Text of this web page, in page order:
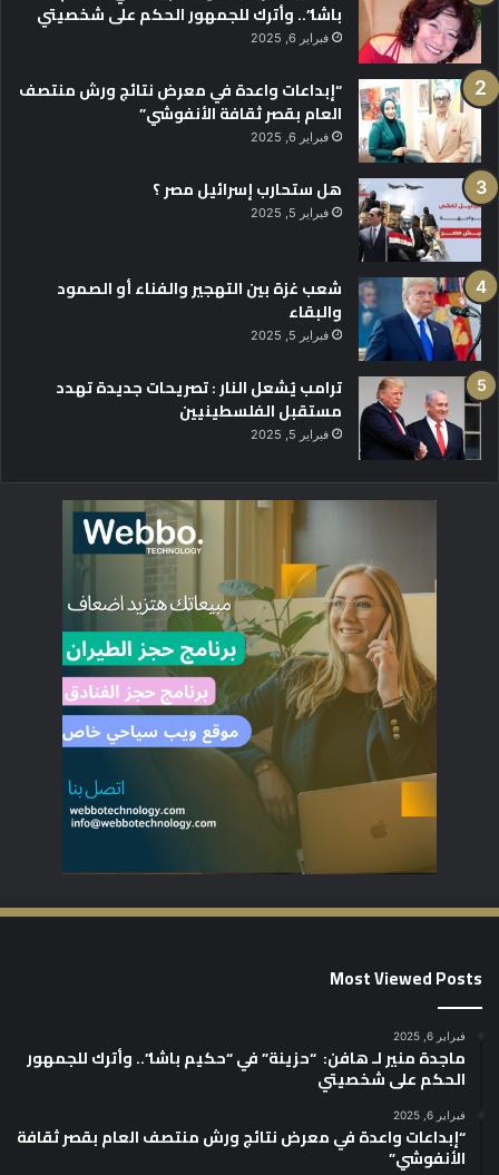
باشا”.. وأترك للجمهور الحكم على شخصيتي
فبراير 6, 2025
“إبداعات واعدة في معرض نتائج ورش منتصف
العام بقصر ثقافة الأنفوشي”
فبراير 6, 2025
هل ستحارب إسرائيل مصر ؟
فبراير 5, 2025
شعب غزة بين التهجير والفناء أو الصمود
والبقاء
فبراير 5, 2025
ترامب يُشعل النار : تصريحات جديدة تهدد
مستقبل الفلسطينيين
فبراير 5, 2025
Most Viewed Posts
فبراير 6, 2025
ماجدة منير لـ هافن: “حزينة” في “حكيم باشا”.. وأترك للجمهور
الحكم على شخصيتي
فبراير 6, 2025
“إبداعات واعدة في معرض نتائج ورش منتصف العام بقصر ثقافة
الأنفوشي”